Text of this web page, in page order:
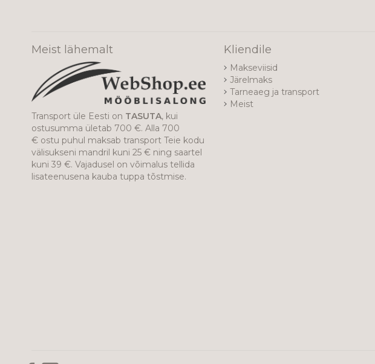
Meist lähemalt
Transport üle Eesti on TASUTA, kui
ostusumma ületab 700 €. Alla 700
€ ostu puhul maksab transport Teie kodu
välisukseni mandril kuni 25 € ning saartel
kuni 39 €. Vajadusel on võimalus tellida
lisateenusena kauba tuppa tõstmise.
Kliendile
Makseviisid
Järelmaks
Tarneaeg ja transport
Meist